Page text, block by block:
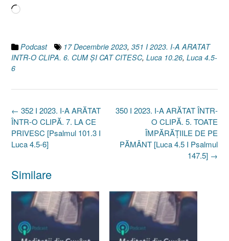
Încarc...
Podcast 17 Decembrie 2023, 351 I 2023. I-A ARATAT
INTR-O CLIPA. 6. CUM ȘI CAT CITESC, Luca 10.26, Luca 4.5-
6
Post
navigation
350 I 2023. I-A ARĂTAT ÎNTR-
O CLIPĂ. 5. TOATE
ÎMPĂRĂȚIILE DE PE
PĂMÂNT [Luca 4.5 I Psalmul
147.5] →
← 352 I 2023. I-A ARĂTAT
ÎNTR-O CLIPĂ. 7. LA CE
PRIVESC [Psalmul 101.3 I
Luca 4.5-6]
Similare